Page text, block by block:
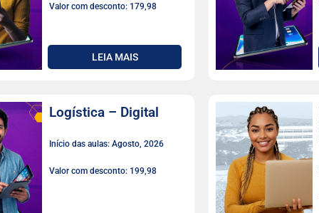
Valor com desconto: 179,98
LEIA MAIS
Logística – Digital
Início das aulas: Agosto, 2026
Valor com desconto: 199,98